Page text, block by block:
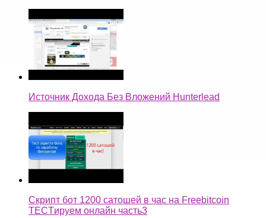
Источник Дохода Без Вложений Hunterlead
Скрипт бот 1200 сатошей в час на Freebitcoin
TECTируем онлайн часть3